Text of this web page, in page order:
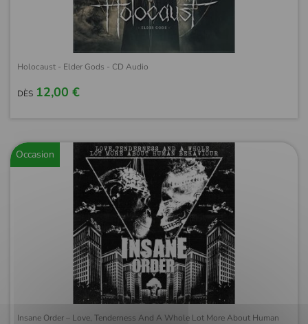
Holocaust - Elder Gods - CD Audio
DÈS 12,00 €
Occasion
Insane Order – Love, Tenderness And A Whole Lot More About Human